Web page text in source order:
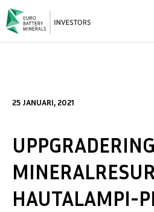
25 JANUARI, 2021
HAUTALAMPI-